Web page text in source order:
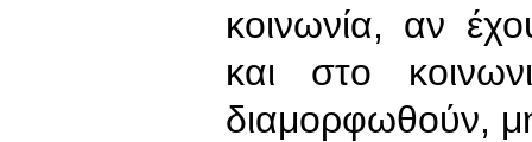
κοινωνία, αν
και στο
διαμορφωθούν,